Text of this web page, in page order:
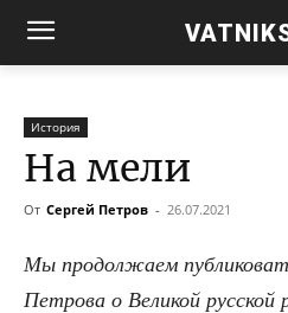
История
На мели
От Сергей Петров - 26.07.2021
Мы про­дол­жа­ем
Пет­ро­ва о Вели­кой рус­ской